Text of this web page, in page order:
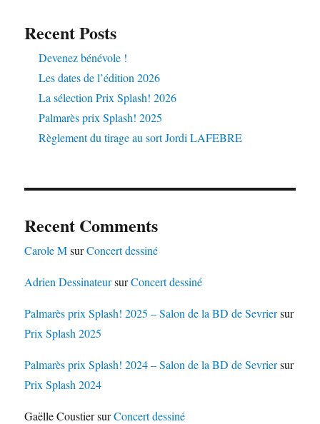
Recent Posts
Devenez bénévole !
Les dates de l’édition 2026
La sélection Prix Splash! 2026
Palmarès prix Splash! 2025
Règlement du tirage au sort Jordi LAFEBRE
Recent Comments
Carole MsurConcert dessiné
Adrien DessinateursurConcert dessiné
Palmarès prix Splash! 2025 – Salon de la BD de Sevriersur
Prix Splash 2025
Palmarès prix Splash! 2024 – Salon de la BD de Sevriersur
Prix Splash 2024
Gaëlle CoustiersurConcert dessiné